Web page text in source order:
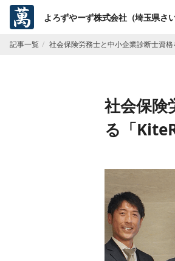
よろずやーず株式会社（埼玉県
記事一覧 社会保険労務士と中小企業診断士資
社会保険
る「